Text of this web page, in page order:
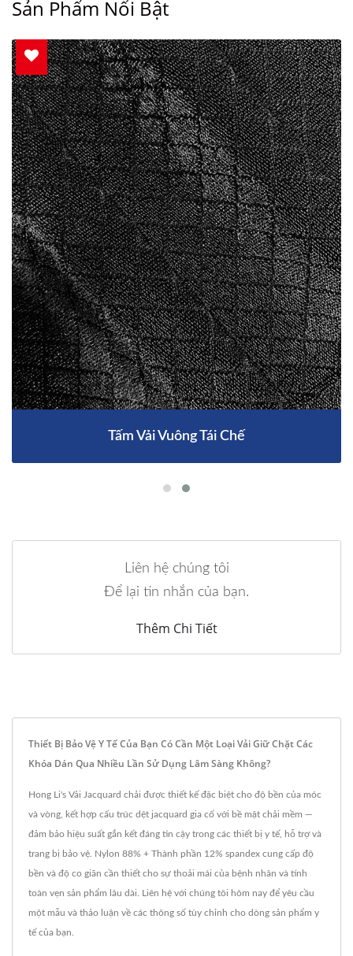
Sản Phẩm Nổi Bật
Tấm Vải Vuông Tái Chế
Liên hệ chúng tôi
Để lại tin nhắn của bạn.
Thêm Chi Tiết
Thiết Bị Bảo Vệ Y Tế Của Bạn Có Cần Một Loại Vải Giữ Chặt Các
Khóa Dán Qua Nhiều Lần Sử Dụng Lâm Sàng Không?
Hong Li's Vải Jacquard chải được thiết kế đặc biệt cho độ bền của móc
và vòng, kết hợp cấu trúc dệt jacquard gia cố với bề mặt chải mềm —
đảm bảo hiệu suất gắn kết đáng tin cậy trong các thiết bị y tế, hỗ trợ và
trang bị bảo vệ. Nylon 88% + Thành phần 12% spandex cung cấp độ
bền và độ co giãn cần thiết cho sự thoải mái của bệnh nhân và tính
toàn vẹn sản phẩm lâu dài. Liên hệ với chúng tôi hôm nay để yêu cầu
một mẫu và thảo luận về các thông số tùy chỉnh cho dòng sản phẩm y
tế của bạn.